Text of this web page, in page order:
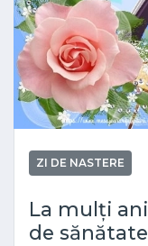
ZI DE NASTERE
La mulți
de